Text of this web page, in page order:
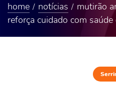
home notícias
mutirão
reforça cuidado com